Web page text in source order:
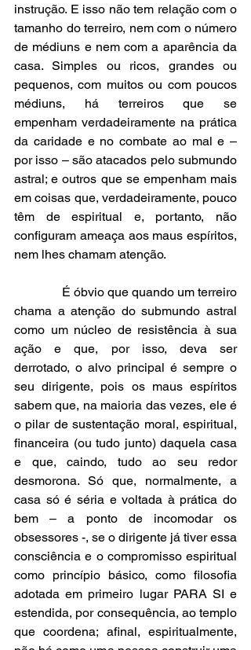
instrução. E isso não tem relação com o
tamanho do terreiro, nem com o número
de médiuns e nem com a aparência da
casa. Simples ou ricos, grandes ou
pequenos, com muitos ou com poucos
médiuns, há terreiros que se
empenham verdadeiramente na prática
da caridade e no combate ao mal e –
por isso – são atacados pelo submundo
astral; e outros que se empenham mais
em coisas que, verdadeiramente, pouco
têm de espiritual e, portanto, não
configuram ameaça aos maus espíritos,
nem lhes chamam atenção.
chama a atenção do submundo astral
como um núcleo de resistência à sua
ação e que, por isso, deva ser
derrotado, o alvo principal é sempre o
seu dirigente, pois os maus espíritos
sabem que, na maioria das vezes, ele é
o pilar de sustentação moral, espiritual,
financeira (ou tudo junto) daquela casa
e que, caindo, tudo ao seu redor
desmorona. Só que, normalmente, a
casa só é séria e voltada à prática do
bem – a ponto de incomodar os
obsessores -, se o dirigente já tiver essa
consciência e o compromisso espiritual
como princípio básico, como filosofia
adotada em primeiro lugar PARA SI e
estendida, por consequência, ao templo
que coordena; afinal, espiritualmente,